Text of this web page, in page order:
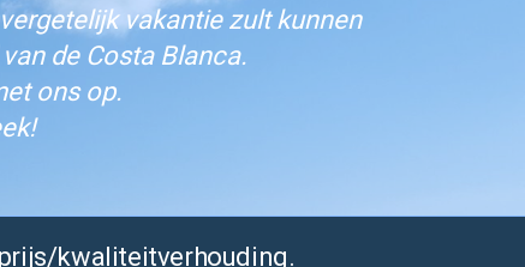
vakantie zult kunnen
de Costa Blanca.
ons op.
kwaliteitverhouding.